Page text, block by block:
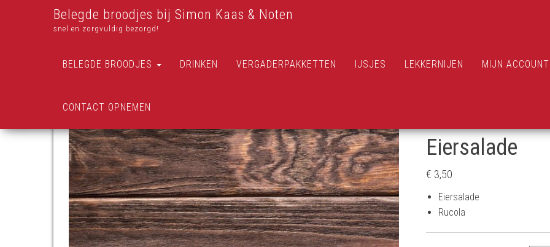
Belegde broodjes bij Simon Kaas & Noten
snel en zorgvuldig bezorgd!
BELEGDE BROODJES DRINKEN VERGADERPAKKETTEN IJSJES LEKKERNIJEN MIJN ACCOUNT
CONTACT OPNEMEN
Eiersalade
€ 3,50
Eiersalade
Rucola